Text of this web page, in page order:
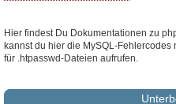
Hier findest Du Dokumentationen zu
kannst du hier die MySQL-
für .htpasswd-Dateien aufrufen.